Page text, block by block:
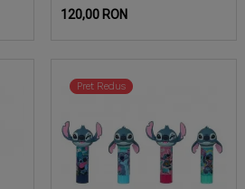
Pret
120,00 RON
Pret Redus